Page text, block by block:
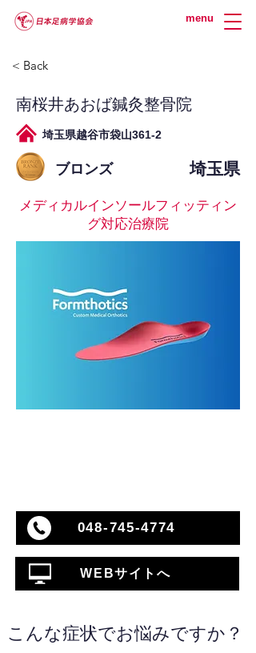
menu
< Back
南桜井あおば鍼灸整骨院
埼玉県越谷市袋山361-2
ブロンズ 埼玉県
メディカルインソールフィッティン
グ対応治療院
048-745-4774
WEBサイトへ
こんな症状でお悩みですか？